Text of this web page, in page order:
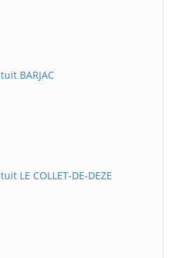
BARJAC
LE COLLET-DE-DEZE